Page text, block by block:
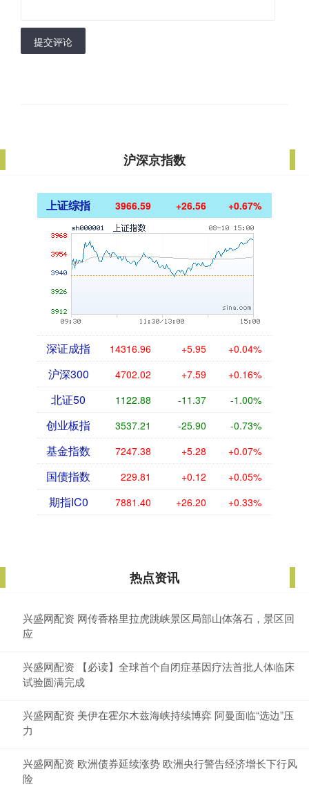
提交评论
沪深京指数
上证综指 3966.59 +26.56 +0.67%
深证成指 14316.96 +5.95 +0.04%
沪深300 4702.02 +7.59 +0.16%
北证50 1122.88 -11.37 -1.00%
创业板指 3537.21 -25.90 -0.73%
基金指数 7247.38 +5.28 +0.07%
国债指数 229.81 +0.12 +0.05%
期指IC0 7881.40 +26.20 +0.33%
热点资讯
兴盛网配资 网传香格里拉虎跳峡景区局部山体落石，景区回
应
兴盛网配资 【必读】全球首个自闭症基因疗法首批人体临床
试验圆满完成
兴盛网配资 美伊在霍尔木兹海峡持续博弈 阿曼面临“选边”压
力
兴盛网配资 欧洲债券延续涨势 欧洲央行警告经济增长下行风
险